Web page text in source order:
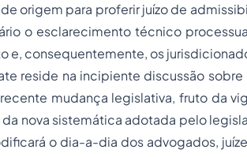
origem para proferir juízo de
o esclarecimento técnico
e, consequentemente, os
reside na incipiente discussão
mudança legislativa, fruto da
nova sistemática adotada pelo
o dia-a-dia dos advogados,